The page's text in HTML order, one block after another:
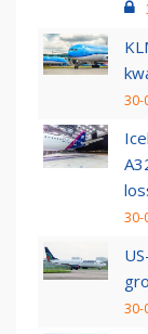
30-
30-
30-